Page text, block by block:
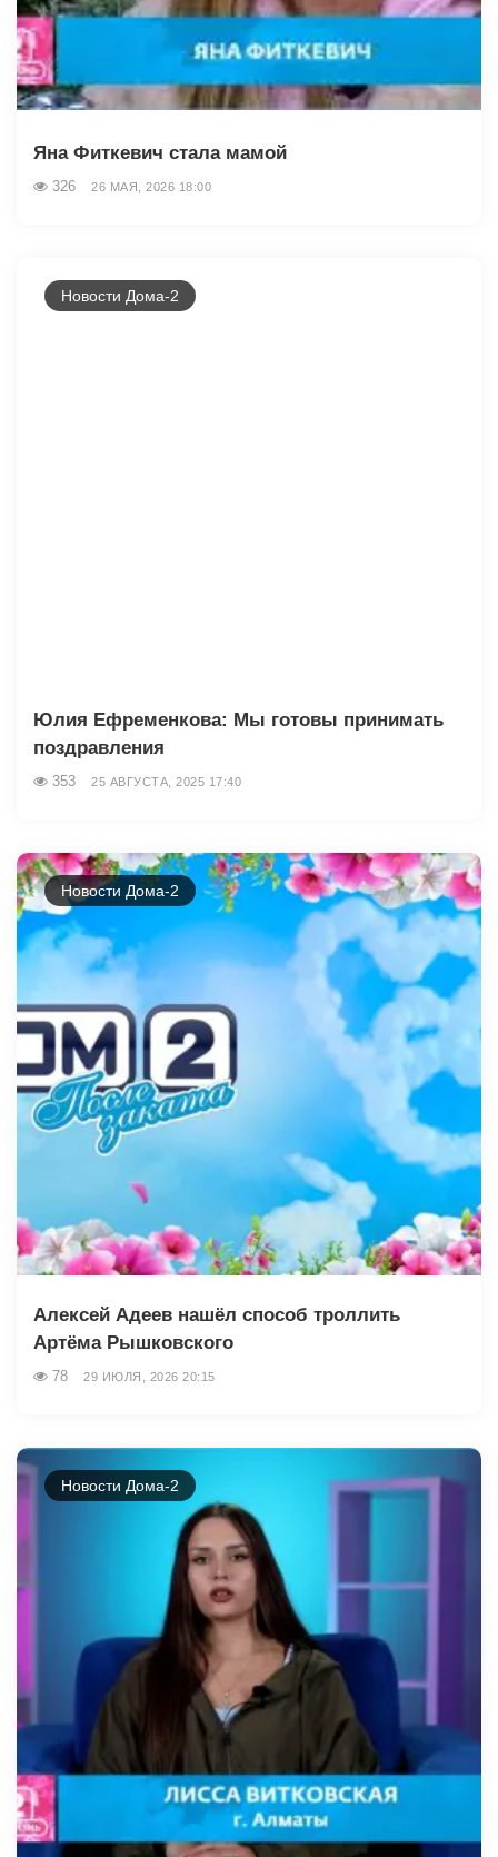
Яна Фиткевич стала мамой
326 26 МАЯ, 2026 18:00
Новости Дома-2
Юлия Ефременкова: Мы готовы принимать
поздравления
353 25 АВГУСТА, 2025 17:40
Новости Дома-2
Алексей Адеев нашёл способ троллить
Артёма Рышковского
78 29 ИЮЛЯ, 2026 20:15
Новости Дома-2